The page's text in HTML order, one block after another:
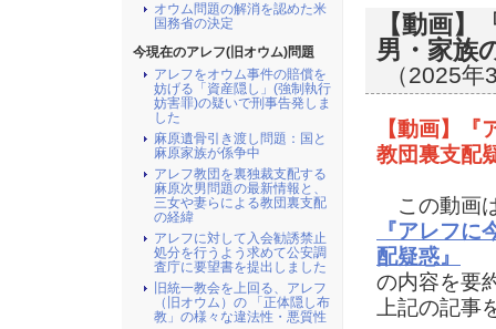
【動画
男・家族
（2025
【動画】
教団裏支配
この動画
『アレフ
配疑惑』
の内容を要
上記の記事
オウム問題の解消を認めた米
国務省の決定
今現在のアレフ(旧オウム)問題
アレフをオウム事件の賠償を
妨げる「資産隠し」(強制執行
妨害罪)の疑いで刑事告発しま
した
麻原遺骨引き渡し問題：国と
麻原家族が係争中
アレフ教団を裏独裁支配する
麻原次男問題の最新情報と、
三女や妻らによる教団裏支配
の経緯
アレフに対して入会勧誘禁止
処分を行うよう求めて公安調
査庁に要望書を提出しました
旧統一教会を上回る、アレフ
（旧オウム）の 「正体隠し布
教」の様々な違法性・悪質性